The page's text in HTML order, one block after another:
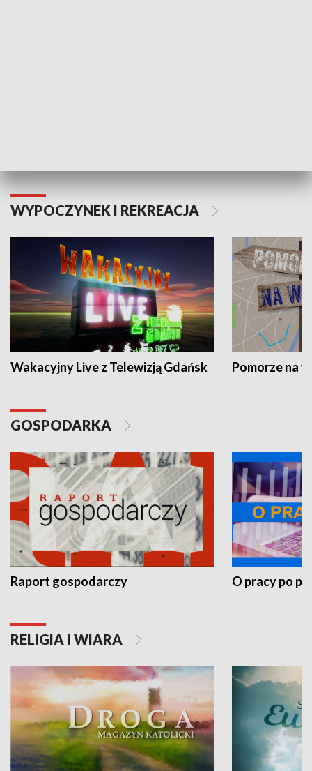
WYPOCZYNEK I REKREACJA
Wakacyjny Live z Telewizją Gdańsk Pomorze na
GOSPODARKA
Raport gospodarczy O pracy po
RELIGIA I WIARA